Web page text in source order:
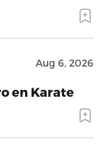
Aug 6, 2026
en Karate